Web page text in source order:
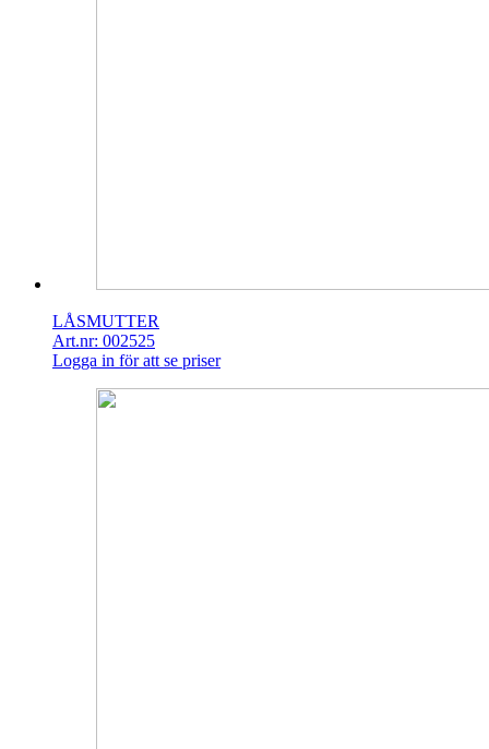
LÅSMUTTER
Art.nr: 002525
Logga in för att se priser